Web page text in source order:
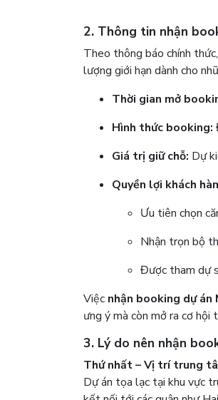
2. Thông tin nhận
Theo thông báo chính thức,
lượng giới hạn dành cho
Thời gian mở
Hình thức booking:
Giá trị giữ chỗ: Dự
Quyền lợi khách
Ưu tiên chọn
Nhận trọn bộ
Được tham dự
Việc nhận booking dự
ưng ý mà còn mở ra cơ hội
3. Lý do nên nhận
Thứ nhất – Vị trí trung
Dự án tọa lạc tại khu vực